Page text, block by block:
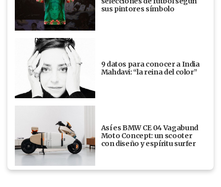
sus pintores símbolo
9 datos para conocer a India
Mahdavi: “la reina del color”
Así es BMW CE 04 Vagabund
Moto Concept: un scooter
con diseño y espíritu surfer